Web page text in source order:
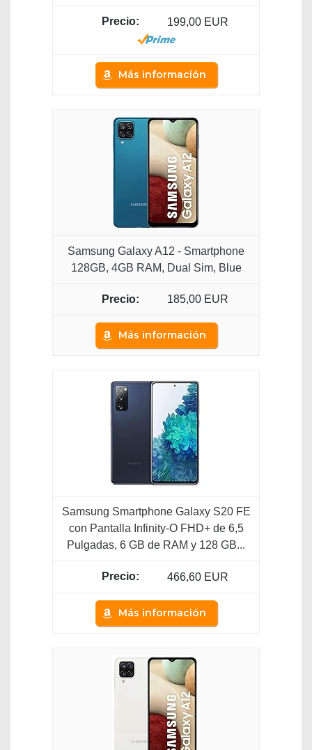
199,00 EUR
Más información
Samsung Galaxy A12 - Smartphone
128GB, 4GB RAM, Dual Sim, Blue
185,00 EUR
Más información
Samsung Smartphone Galaxy S20 FE
con Pantalla Infinity-O FHD+ de 6,5
Pulgadas, 6 GB de RAM y 128 GB...
466,60 EUR
Más información